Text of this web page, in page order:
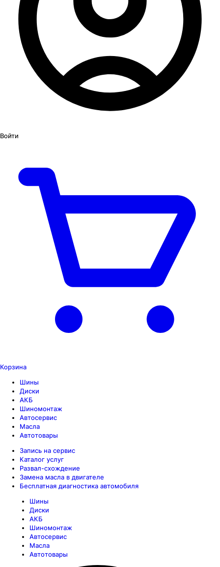
Войти
Корзина
Шины
Диски
АКБ
Шиномонтаж
Автосервис
Масла
Автотовары
Запись на сервис
Каталог услуг
Развал-схождение
Замена масла в двигателе
Бесплатная диагностика автомобиля
Шины
Диски
АКБ
Шиномонтаж
Автосервис
Масла
Автотовары